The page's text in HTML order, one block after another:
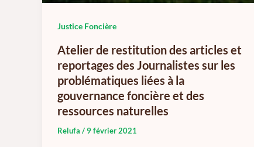
Justice Foncière
Atelier de restitution des articles et
reportages des Journalistes sur les
problématiques liées à la
gouvernance foncière et des
ressources naturelles
Relufa /9 février 2021